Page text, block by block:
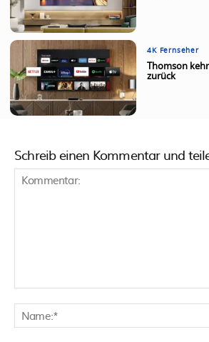
4K Fernseher
Thomson
zurück
Schreib einen Kommentar und